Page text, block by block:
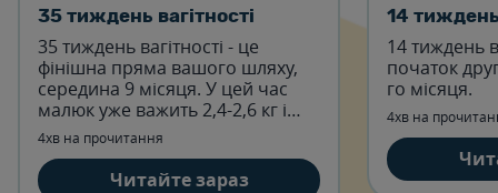
35 тиждень вагітності
35 тиждень вагітності - це
фінішна пряма вашого шляху,
середина 9 місяця. У цей час
малюк уже важить 2,4-2,6 кг і
має зріст до 45- 47 см -
розміром із велику диню.
4хв на прочитання
Читайте зараз
14 тиждень
14 тиждень
початок
го місяця.
4хв на